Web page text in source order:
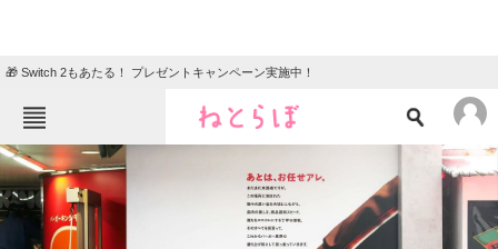
🎁 Switch 2もあたる！ プレゼントキャンペーン実施中！
ねとらぼメニュー
TOP ニュース
エンタメ クイズ